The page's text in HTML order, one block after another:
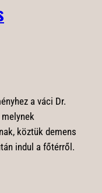
a váci Dr.
köztük demens
indul a főtérről.